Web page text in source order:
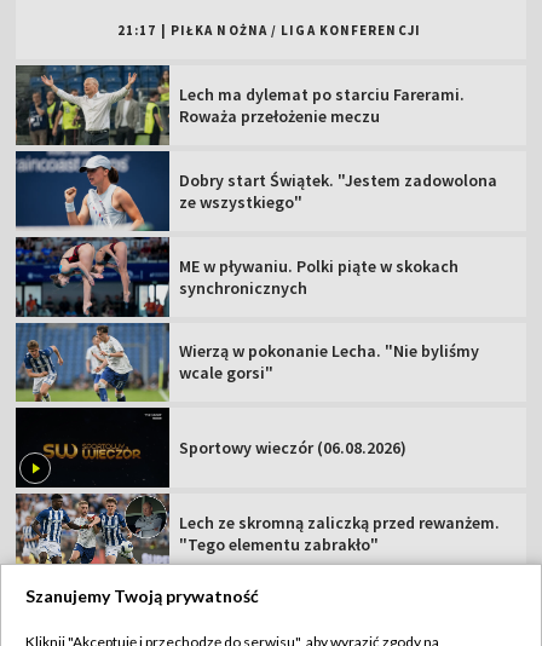
21:17 PIŁKA NOŻNA / LIGA KONFERENCJI
Lech ma dylemat po starciu Farerami.
Roważa przełożenie meczu
Dobry start Świątek. "Jestem zadowolona
ze wszystkiego"
ME w pływaniu. Polki piąte w skokach
synchronicznych
Wierzą w pokonanie Lecha. "Nie byliśmy
wcale gorsi"
Sportowy wieczór (06.08.2026)
Lech ze skromną zaliczką przed rewanżem.
"Tego elementu zabrakło"
Szanujemy Twoją prywatność
Kliknij "Akceptuję i przechodzę do serwisu", aby wyrazić zgody na